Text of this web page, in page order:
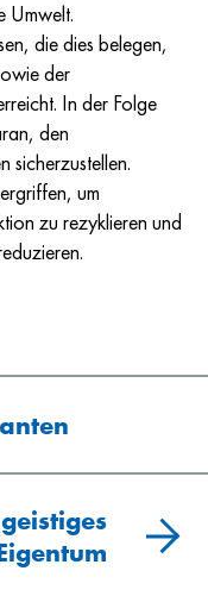
Umwelt.
die dies belegen,
der
In der Folge
den
sicherzustellen.
um
zu rezyklieren und